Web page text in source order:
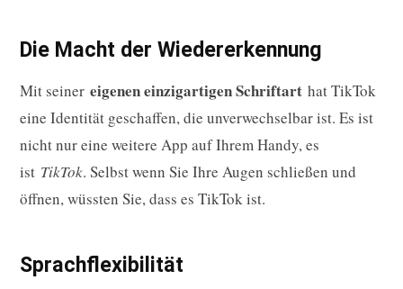
Die Macht der Wiedererkennung
Mit seiner eigenen einzigartigen Schriftart hat TikTok
eine Identität geschaffen, die unverwechselbar ist. Es ist
nicht nur eine weitere App auf Ihrem Handy, es
ist TikTok. Selbst wenn Sie Ihre Augen schließen und
öffnen, wüssten Sie, dass es TikTok ist.
Sprachflexibilität